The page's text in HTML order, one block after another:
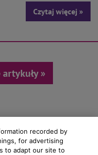
Czytaj więcej »
»
recorded by
for advertising
to adapt our site to